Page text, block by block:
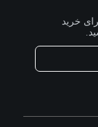
برای خرید